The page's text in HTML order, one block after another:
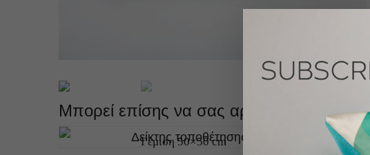
Μπορεί επίσης να σας αρέσει…
Γέμιση 50×50 cm